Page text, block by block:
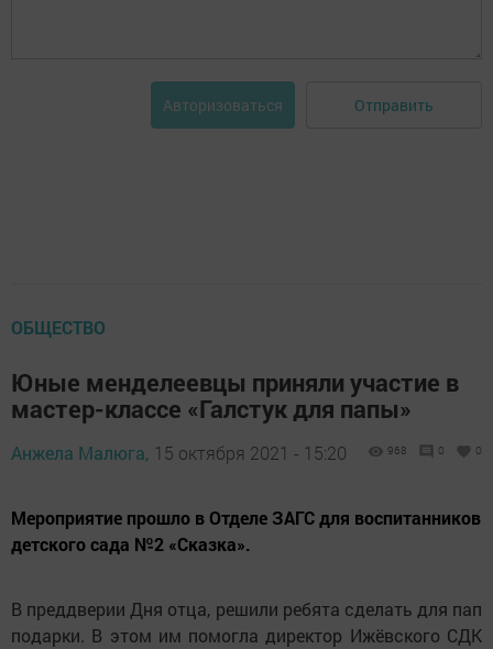
Авторизоваться Отправить
ОБЩЕСТВО
Юные менделеевцы приняли участие в
мастер-классе «Галстук для папы»
Анжела Малюга, 15 октября 2021 - 15:20 968 0 0
Мероприятие прошло в Отделе ЗАГС для воспитанников
детского сада №2 «Сказка».
В преддверии Дня отца, решили ребята сделать для пап
подарки. В этом им помогла директор Ижёвского СДК